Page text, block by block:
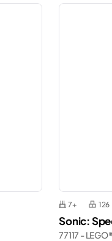
7+ 126
Sonic:
77117 -